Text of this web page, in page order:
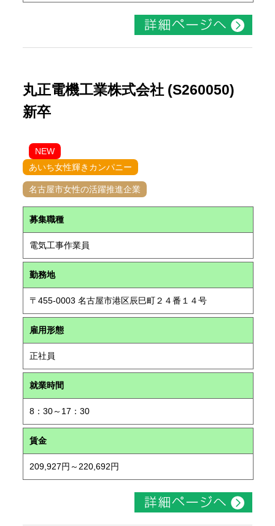
丸正電機工業株式会社 (S260050)
新卒
NEW
あいち女性輝きカンパニー
名古屋市女性の活躍推進企業
募集職種
電気工事作業員
勤務地
〒455-0003 名古屋市港区辰巳町２４番１４号
雇用形態
正社員
就業時間
8：30～17：30
賃金
209,927円～220,692円